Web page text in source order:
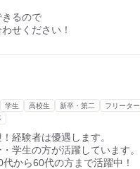
で、
ですよ◎
未経験大歓迎です！
働いてたよ～なんて方も◎
経験スタートなので
さいね！
るので
せください！
学生 高校生 新卒・第二 フリーター
経験者は優遇します。
学生の方が活躍しています。
から60代の方まで活躍中！